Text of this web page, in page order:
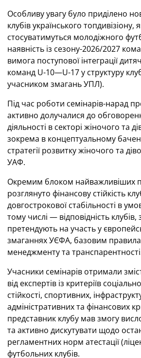
Особливу увагу було приділено
клубів українського топдивізіону,
стосуватимуться молодіжного
наявність із сезону-2026/2027
вимога поступової інтеграції
команд U-10—U-17 у структуру
учасником змагань УПЛ).
Під час роботи семінарів-нарад
активно долучалися до
діяльності в секторі жіночого та
зокрема в концептуальному
стратегії розвитку жіночого та
УАФ.
Окремим блоком найважливіших
розглянуто фінансову стійкість
довгострокової стабільності в
тому числі — відповідність клубів,
претендують на участь у
змаганнях УЄФА, базовим
менеджменту та
Учасники семінарів отримали
від експертів із критеріїв
стійкості, спортивних,
адміністративних та фінансових
представник клубу мав змогу
та активно дискутувати щодо
регламентних норм атестації
футбольних клубів.